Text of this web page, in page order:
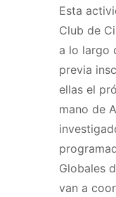
Esta
Club de
a lo largo
previa
ellas el
mano de
Globales
van a